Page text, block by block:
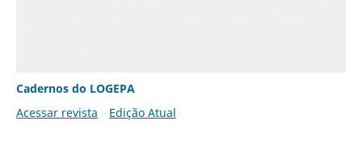
Cadernos do LOGEPA
Acessar revista
Edição Atual